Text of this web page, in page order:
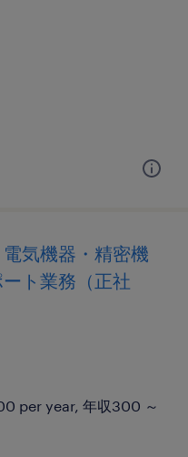
電気機器・精密機
ト業務（正社
per year, 年収300 ～